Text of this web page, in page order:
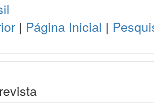
| Página Inicial |